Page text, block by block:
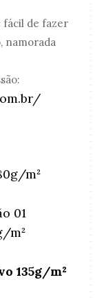
fácil de fazer
namorada
m²
01
m²
135g/m²